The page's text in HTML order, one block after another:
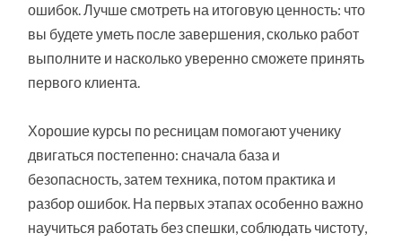
ошибок. Лучше смотреть на итоговую ценность: что
вы будете уметь после завершения, сколько работ
выполните и насколько уверенно сможете принять
первого клиента.
Хорошие курсы по ресницам помогают ученику
двигаться постепенно: сначала база и
безопасность, затем техника, потом практика и
разбор ошибок. На первых этапах особенно важно
научиться работать без спешки, соблюдать чистоту,